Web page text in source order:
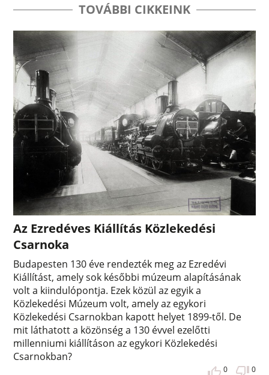
TOVÁBBI CIKKEINK
Az Ezredéves Kiállítás Közlekedési
Csarnoka
Budapesten 130 éve rendezték meg az Ezredévi
Kiállítást, amely sok későbbi múzeum alapításának
volt a kiindulópontja. Ezek közül az egyik a
Közlekedési Múzeum volt, amely az egykori
Közlekedési Csarnokban kapott helyet 1899-től. De
mit láthatott a közönség a 130 évvel ezelőtti
millenniumi kiállításon az egykori Közlekedési
Csarnokban?
0 0